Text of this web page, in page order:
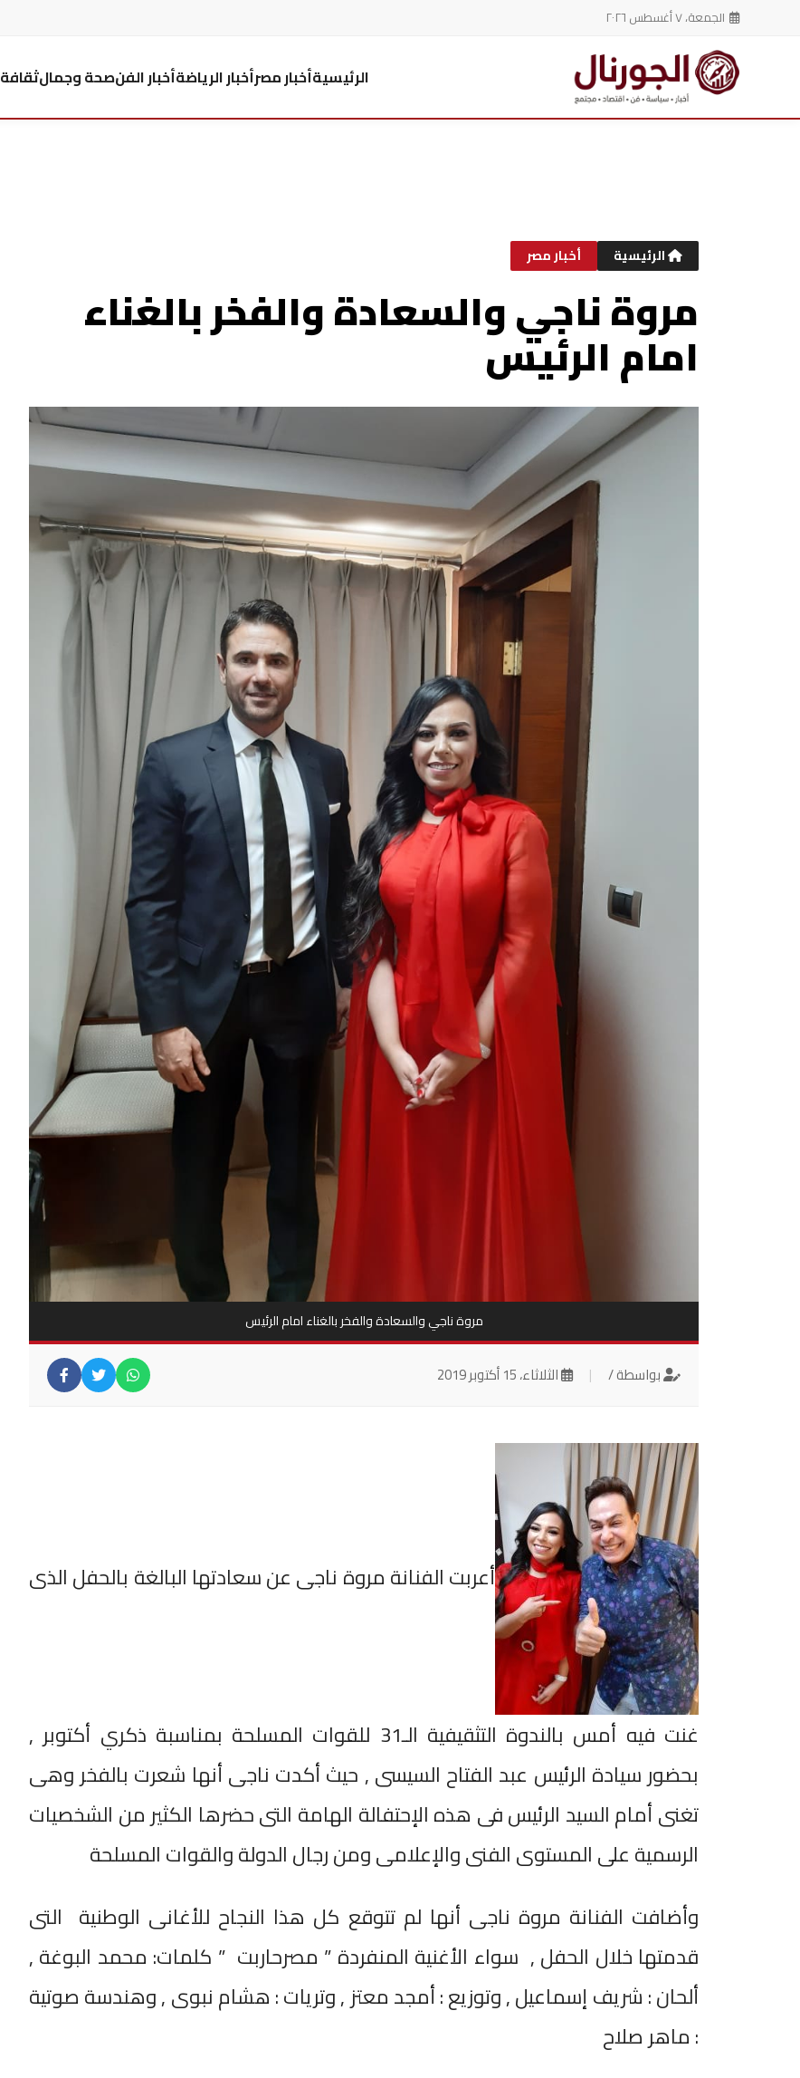
الجمعة، ٧ أغسطس ٢٠٢٦
الرئيسيةأخبار مصرأخبار الرياضةأخبار الفنصحة وجمالثقافة
الرئيسية أخبار مصر
مروة ناجي والسعادة والفخر بالغناء
امام الرئيس
مروة ناجي والسعادة والفخر بالغناء امام الرئيس
بواسطة / | الثلاثاء، 15 أكتوبر 2019
أعربت الفنانة مروة ناجى عن سعادتها البالغة بالحفل الذى
غنت فيه أمس بالندوة التثقيفية الـ31 للقوات المسلحة بمناسبة ذكري أكتوبر ,
بحضور سيادة الرئيس عبد الفتاح السيسى , حيث أكدت ناجى أنها شعرت بالفخر وهى
تغنى أمام السيد الرئيس فى هذه الإحتفالة الهامة التى حضرها الكثير من الشخصيات
الرسمية على المستوى الفنى والإعلامى ومن رجال الدولة والقوات المسلحة
وأضافت الفنانة مروة ناجى أنها لم تتوقع كل هذا النجاح للأغانى الوطنية التى
قدمتها خلال الحفل , سواء الأغنية المنفردة ” مصرحاربت ” كلمات: محمد البوغة ,
ألحان : شريف إسماعيل , وتوزيع : أمجد معتز , وتريات : هشام نبوى , وهندسة صوتية
: ماهر صلاح